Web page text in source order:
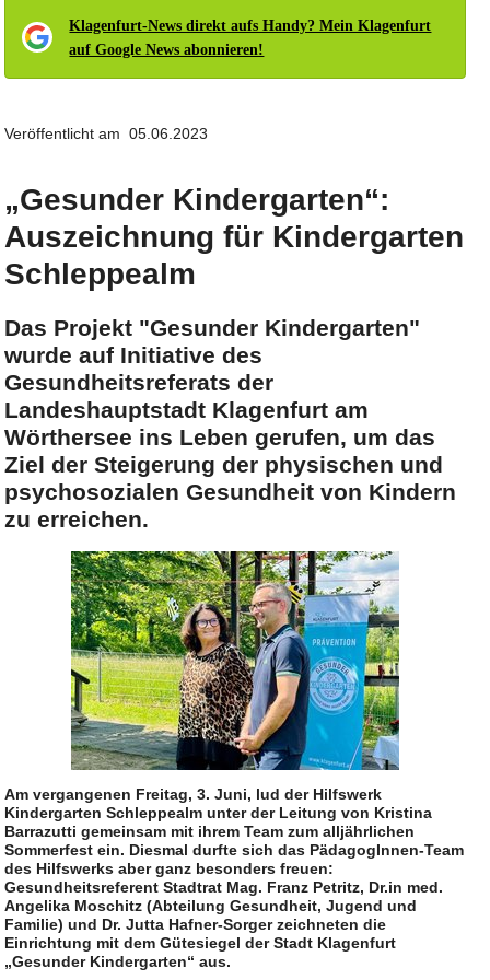
Klagenfurt-News direkt aufs Handy? Mein Klagenfurt
auf Google News abonnieren!
Veröffentlicht am 05.06.2023
„Gesunder Kindergarten“:
Auszeichnung für Kindergarten
Schleppealm
Das Projekt "Gesunder Kindergarten"
wurde auf Initiative des
Gesundheitsreferats der
Landeshauptstadt Klagenfurt am
Wörthersee ins Leben gerufen, um das
Ziel der Steigerung der physischen und
psychosozialen Gesundheit von Kindern
zu erreichen.
Am vergangenen Freitag, 3. Juni, lud der Hilfswerk
Kindergarten Schleppealm unter der Leitung von Kristina
Barrazutti gemeinsam mit ihrem Team zum alljährlichen
Sommerfest ein. Diesmal durfte sich das PädagogInnen-Team
des Hilfswerks aber ganz besonders freuen:
Gesundheitsreferent Stadtrat Mag. Franz Petritz, Dr.in med.
Angelika Moschitz (Abteilung Gesundheit, Jugend und
Familie) und Dr. Jutta Hafner-Sorger zeichneten die
Einrichtung mit dem Gütesiegel der Stadt Klagenfurt
„Gesunder Kindergarten“ aus.